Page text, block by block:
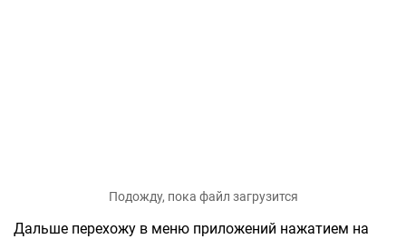
Подожду, пока файл загрузится
Дальше перехожу в меню приложений нажатием на